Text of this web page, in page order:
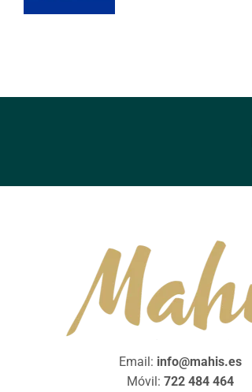
Email: info@mahis.es
Móvil: 722 484 464